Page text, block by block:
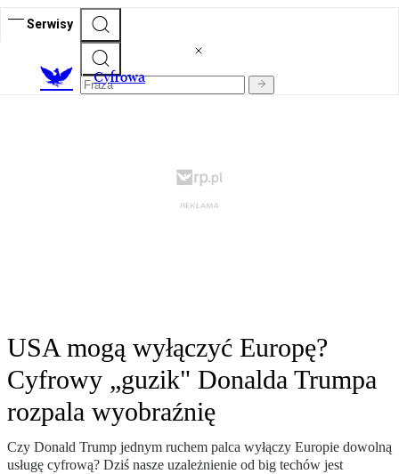
Serwisy
Cyfrowa
USA mogą wyłączyć Europę?
Cyfrowy „guzik" Donalda Trumpa
rozpala wyobraźnię
Czy Donald Trump jednym ruchem palca wyłączy Europie dowolną
usługę cyfrową? Dziś nasze uzależnienie od big techów jest